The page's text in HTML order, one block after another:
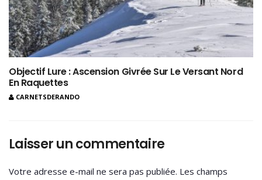
Objectif Lure : Ascension Givrée Sur Le Versant Nord
En Raquettes
CARNETSDERANDO
Laisser un commentaire
Votre adresse e-mail ne sera pas publiée. Les champs